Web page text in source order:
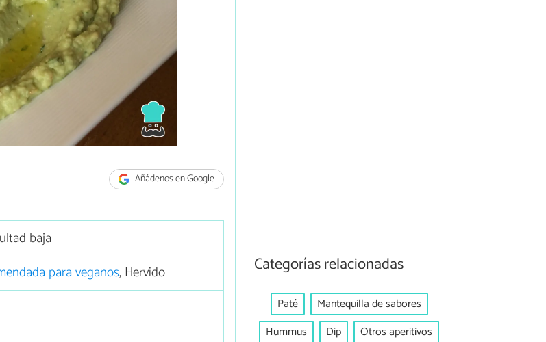
Añádenos en Google
baja
para veganos, Hervido Categorías relacionadas
Paté
Mantequilla de sabores
Hummus
Dip
Otros aperitivos